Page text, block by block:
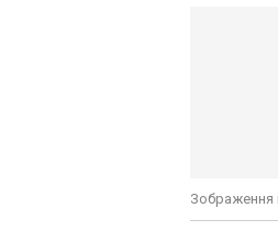
Зображення